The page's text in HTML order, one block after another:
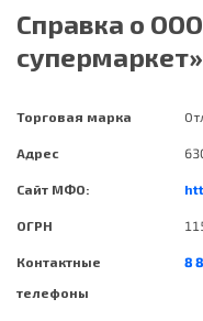
Справка о
супермаркет»
Торговая марка
Адрес
Сайт МФО:
ОГРН
Контактные
телефоны
8